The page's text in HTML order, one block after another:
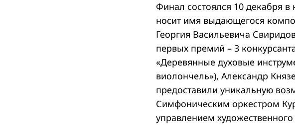
Финал состоялся 10 декабря
носит имя выдающегося
Георгия Васильевича
первых премий – 3
«Деревянные духовые
виолончель»), Александр
предоставили уникальную
Симфоническим оркестром
управлением